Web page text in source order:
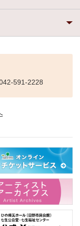
591-2228